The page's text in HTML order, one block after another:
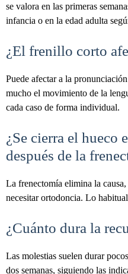
se valora en las primeras
infancia o en la edad adulta
¿El frenillo corto
Puede afectar a la
mucho el movimiento de la
cada caso de forma individual.
¿Se cierra el hueco
después de la
La frenectomía elimina la
necesitar ortodoncia. Lo
¿Cuánto dura la
Las molestias suelen durar
dos semanas, siguiendo las